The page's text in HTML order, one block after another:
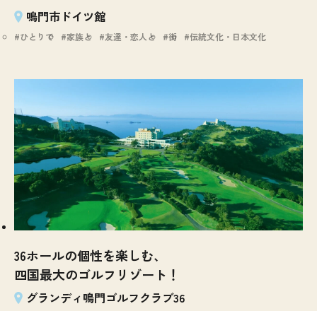
鳴門市ドイツ館
ひとりで 家族と 友達・恋人と 街 伝統文化・日本文化
36ホールの個性を楽しむ、
四国最大のゴルフリゾート！
グランディ鳴門ゴルフクラブ36